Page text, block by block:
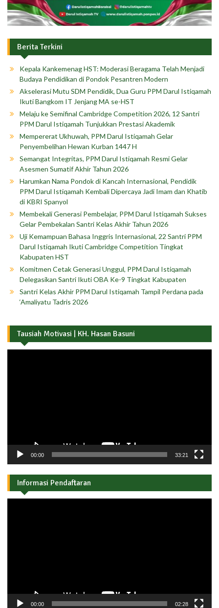
Berita Terkini
Kepala Kankemenag HST: Moderasi Beragama Telah Menjadi
Budaya Pendidikan di Pondok Pesantren Modern
Akselerasi Mutu SDM Pendidik, Dua Guru PPM Darul Istiqamah
Ikuti Bangkom IT Jenjang MA se-HST
Melaju ke Semifinal Cambridge Competition 2026, 12 Santri
PPM Darul Istiqamah Tunjukkan Prestasi Akademik
Mempererat Ukhuwah, PPM Darul Istiqamah Gelar
Penyembelihan Hewan Kurban 1447 H
Semangat Integritas, PPM Darul Istiqamah Resmi Gelar
Asesmen Sumatif Akhir Tahun 2026
Harumkan Nama Pondok di Kancah Internasional, Pendidik
PPM Darul Istiqamah Kembali Dipercaya Jadi Imam dan Khatib
di KBRI Spanyol
Membekali Generasi Pembelajar, PPM Darul Istiqamah Sukses
Gelar Pembekalan Santri Kelas Akhir Tahun 2026
Uji Kemampuan Bahasa Inggris Internasional, 22 Santri PPM
Darul Istiqamah Ikuti Cambridge Competition Tingkat
Kabupaten HST
Komitmen Cetak Generasi Unggul, PPM Darul Istiqamah
Delegasikan Santri Ikuti OBA Ke-9 Tingkat Kabupaten
Santri Kelas Akhir PPM Darul Istiqamah Tampil Perdana pada
‘Amaliyatu Tadris 2026
Tausiah Motivasi | KH. Hasan Basuni
00:00 33:21
Informasi Pendaftaran
00:00 02:28